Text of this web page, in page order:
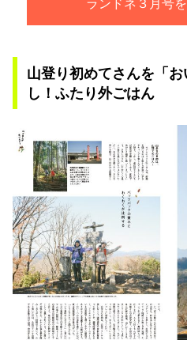
ランドネ３月号
山登り初めてさんを「
し！ふたり外ごはん